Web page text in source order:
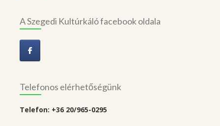
A Szegedi Kultúrkáló facebook oldala
Telefonos elérhetőségünk
Telefon: +36 20/965-0295